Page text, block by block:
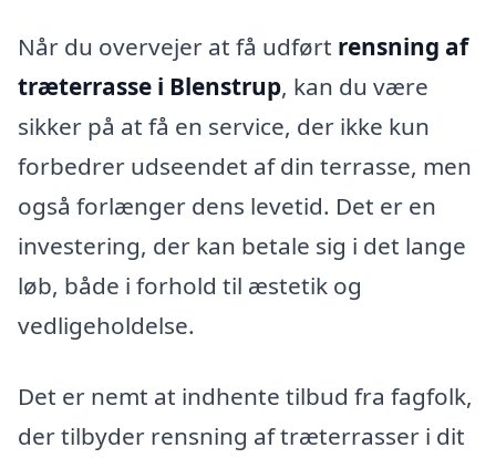
Når du overvejer at få udført rensning af
træterrasse i Blenstrup, kan du være
sikker på at få en service, der ikke kun
forbedrer udseendet af din terrasse, men
også forlænger dens levetid. Det er en
investering, der kan betale sig i det lange
løb, både i forhold til æstetik og
vedligeholdelse.
Det er nemt at indhente tilbud fra fagfolk,
der tilbyder rensning af træterrasser i dit